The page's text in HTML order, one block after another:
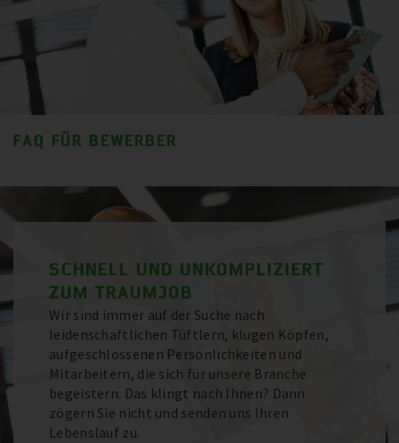
FAQ FÜR BEWERBER
SCHNELL UND UNKOMPLIZIERT
ZUM TRAUMJOB
Wir sind immer auf der Suche nach
leidenschaftlichen Tüftlern, klugen Köpfen,
aufgeschlossenen Persönlichkeiten und
Mitarbeitern, die sich für unsere Branche
begeistern. Das klingt nach Ihnen? Dann
zögern Sie nicht und senden uns Ihren
Lebenslauf zu.